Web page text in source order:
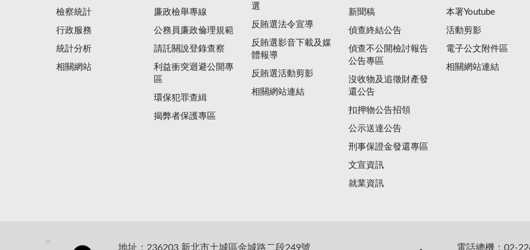
檢察統計
行政服務
統計分析
相關網站
廉政檢舉專線
公務員廉政倫理規範
請託關說登錄查察
利益衝突迴避公開專
區
環保犯罪查緝
揭弊者保護專區
選
反賄選法令宣導
反賄選影音下載及媒
體報導
反賄選活動剪影
相關網站連結
新聞稿
偵查終結公告
偵查不公開檢討報告
公告專區
沒收物及追徵財產發
還公告
扣押物公告招領
公示送達公告
刑事保證金發還專區
文宣資訊
就業資訊
本署Youtube
活動剪影
電子公文附件區
相關網站連結
:::
地址：236203 新北市土城區金城路二段249號 電話總機：02-